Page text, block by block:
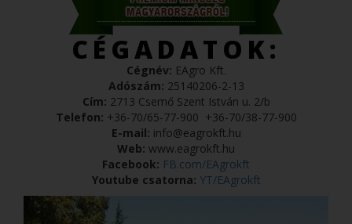
CÉGADATOK:
Cégnév: EAgro Kft.
Adószám: 25140206-2-13
Cím: 2713 Csemő Szent István u. 2/b
Telefon: +36-70/65-77-900 +36-70/38-77-900
E-mail: info@eagrokft.hu
Web: www.eagrokft.hu
Facebook: FB.com/EAgrokft
Youtube csatorna: YT/EAgrokft